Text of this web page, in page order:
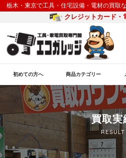
栃木・東京で工具・住宅設備・電材の買取
クレジットカード・
初めての方へ 商品カテゴリー
買取実
RESULT